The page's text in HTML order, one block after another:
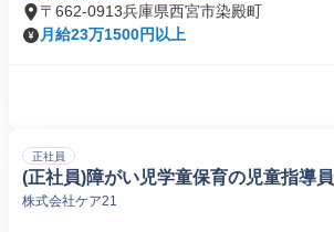
〒662-0913兵庫県西宮市染殿町
月給23万1500円以上
正社員
(正社員)障がい児学童保育の児童指導員
株式会社ケア21